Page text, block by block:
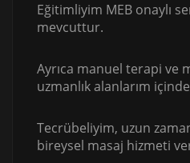
Eğitimliyim MEB onaylı
mevcuttur.
Ayrıca manuel terapi ve
uzmanlık alanlarım
Tecrübeliyim, uzun
bireysel masaj hizmeti